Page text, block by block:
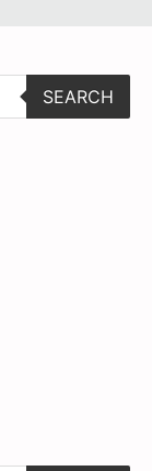
SEARCH